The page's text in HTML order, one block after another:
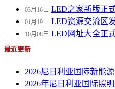
03月16日 LED之家新版正
01月19日 LED资源交流区
10月08日 LED网址大全正
最近更新
2026尼日利亚国际新能
2026年尼日利亚国际照